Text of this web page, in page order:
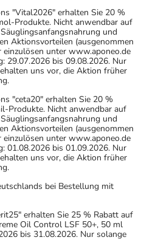
"Vital2026" erhalten Sie 20 %
Produkte. Nicht anwendbar auf
und
Aktionsvorteilen (ausgenommen
unter www.aponeo.de
29.07.2026 bis 09.08.2026. Nur
uns vor, die Aktion früher
"ceta20" erhalten Sie 20 %
Produkte. Nicht anwendbar auf
und
Aktionsvorteilen (ausgenommen
unter www.aponeo.de
01.08.2026 bis 01.09.2026. Nur
uns vor, die Aktion früher
bei Bestellung mit
erhalten Sie 25 % Rabatt auf
Oil Control LSF 50+, 50 ml
bis 31.08.2026. Nur solange